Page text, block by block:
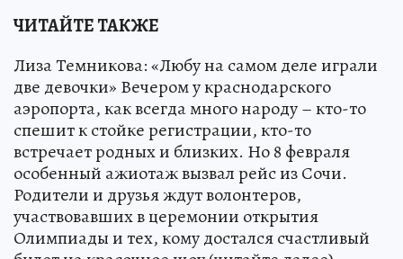
ЧИТАЙТЕ ТАКЖЕ
Лиза Темникова: «Любу на самом деле играли
две девочки» Вечером у краснодарского
аэропорта, как всегда много народу – кто-то
спешит к стойке регистрации, кто-то
встречает родных и близких. Но 8 февраля
особенный ажиотаж вызвал рейс из Сочи.
Родители и друзья ждут волонтеров,
участвовавших в церемонии открытия
Олимпиады и тех, кому достался счастливый